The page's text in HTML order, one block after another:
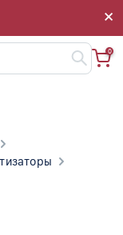
×
×
0